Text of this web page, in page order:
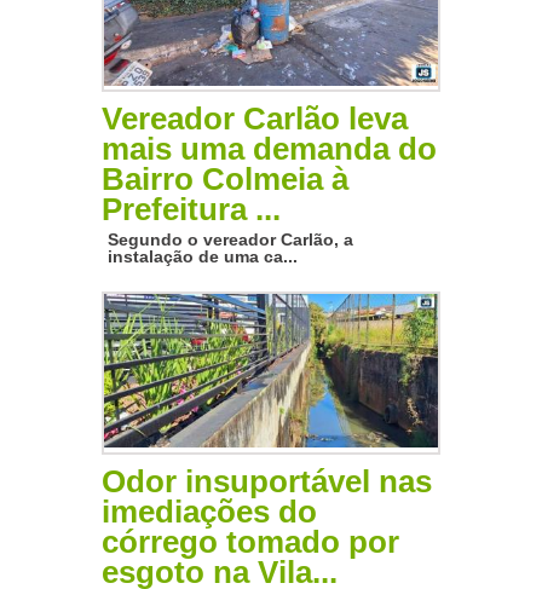
Vereador Carlão leva
mais uma demanda do
Bairro Colmeia à
Prefeitura ...
Segundo o vereador Carlão, a
instalação de uma ca...
Odor insuportável nas
imediações do
córrego tomado por
esgoto na Vila...